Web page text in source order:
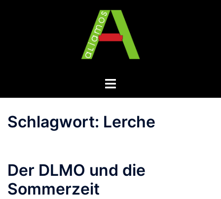
Menü
Schlagwort: Lerche
Der DLMO und die
Sommerzeit